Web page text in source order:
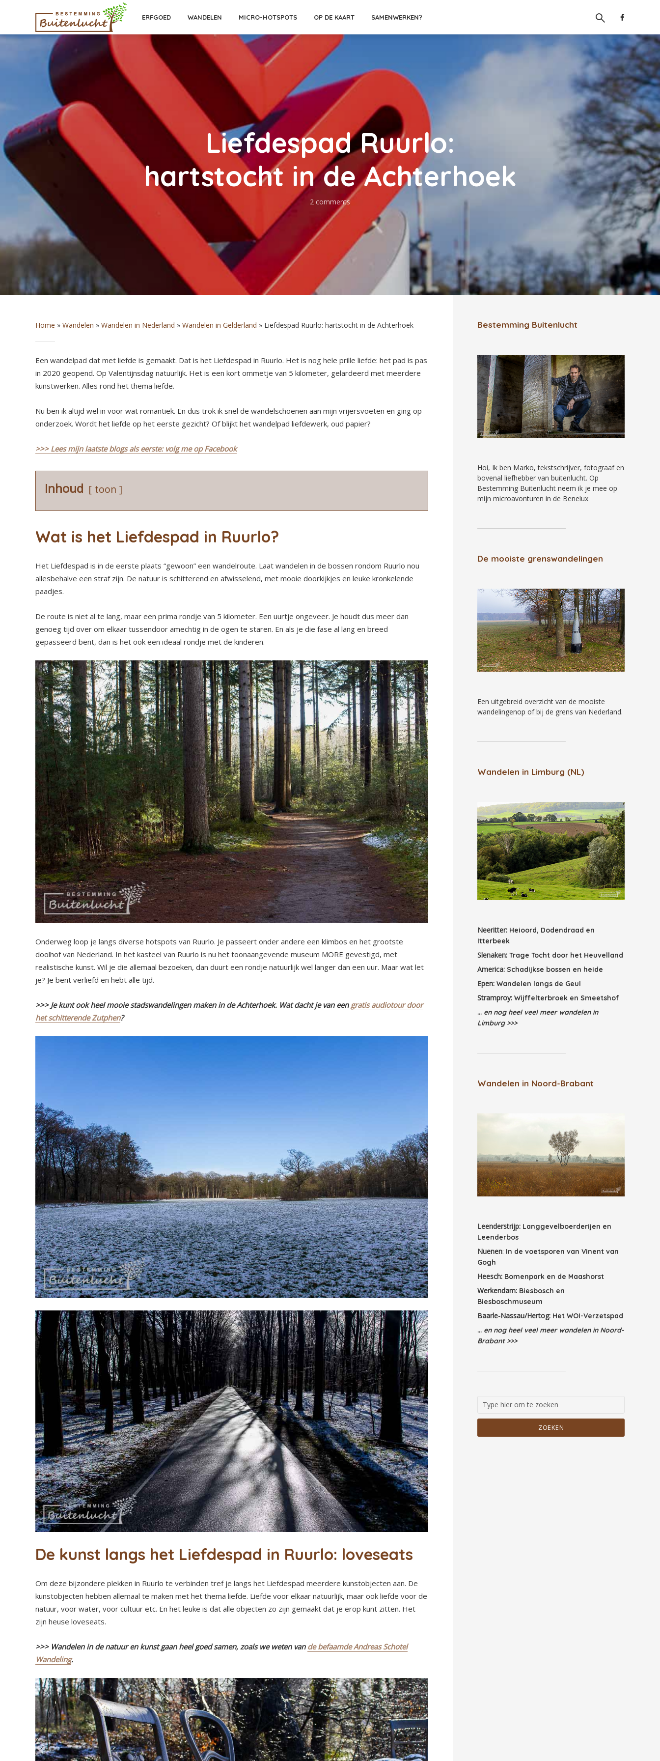
ERFGOED WANDELEN MICRO-HOTSPOTS OP DE KAART SAMENWERKEN?
Liefdespad Ruurlo:
hartstocht in de Achterhoek
2 comments
Home » Wandelen » Wandelen in Nederland » Wandelen in Gelderland » Liefdespad Ruurlo: hartstocht in de Achterhoek
Een wandelpad dat met liefde is gemaakt. Dat is het Liefdespad in Ruurlo. Het is nog hele prille liefde: het pad is pas
in 2020 geopend. Op Valentijnsdag natuurlijk. Het is een kort ommetje van 5 kilometer, gelardeerd met meerdere
kunstwerken. Alles rond het thema liefde.
Nu ben ik altijd wel in voor wat romantiek. En dus trok ik snel de wandelschoenen aan mijn vrijersvoeten en ging op
onderzoek. Wordt het liefde op het eerste gezicht? Of blijkt het wandelpad liefdewerk, oud papier?
>>> Lees mijn laatste blogs als eerste: volg me op Facebook
Inhoud toon
Wat is het Liefdespad in Ruurlo?
Het Liefdespad is in de eerste plaats “gewoon” een wandelroute. Laat wandelen in de bossen rondom Ruurlo nou
allesbehalve een straf zijn. De natuur is schitterend en afwisselend, met mooie doorkijkjes en leuke kronkelende
paadjes.
De route is niet al te lang, maar een prima rondje van 5 kilometer. Een uurtje ongeveer. Je houdt dus meer dan
genoeg tijd over om elkaar tussendoor amechtig in de ogen te staren. En als je die fase al lang en breed
gepasseerd bent, dan is het ook een ideaal rondje met de kinderen.
Onderweg loop je langs diverse hotspots van Ruurlo. Je passeert onder andere een klimbos en het grootste
doolhof van Nederland. In het kasteel van Ruurlo is nu het toonaangevende museum MORE gevestigd, met
realistische kunst. Wil je die allemaal bezoeken, dan duurt een rondje natuurlijk wel langer dan een uur. Maar wat let
je? Je bent verliefd en hebt alle tijd.
>>> Je kunt ook heel mooie stadswandelingen maken in de Achterhoek. Wat dacht je van een gratis audiotour door
het schitterende Zutphen?
De kunst langs het Liefdespad in Ruurlo: loveseats
Om deze bijzondere plekken in Ruurlo te verbinden tref je langs het Liefdespad meerdere kunstobjecten aan. De
kunstobjecten hebben allemaal te maken met het thema liefde. Liefde voor elkaar natuurlijk, maar ook liefde voor de
natuur, voor water, voor cultuur etc. En het leuke is dat alle objecten zo zijn gemaakt dat je erop kunt zitten. Het
zijn heuse loveseats.
>>> Wandelen in de natuur en kunst gaan heel goed samen, zoals we weten van de befaamde Andreas Schotel
Wandeling.
Bestemming Buitenlucht
Hoi, Ik ben Marko, tekstschrijver, fotograaf en
bovenal liefhebber van buitenlucht. Op
Bestemming Buitenlucht neem ik je mee op
mijn microavonturen in de Benelux
De mooiste grenswandelingen
Een uitgebreid overzicht van de mooiste
wandelingenop of bij de grens van Nederland.
Wandelen in Limburg (NL)
Neeritter: Heioord, Dodendraad en
Itterbeek
Slenaken: Trage Tocht door het Heuvelland
America: Schadijkse bossen en heide
Epen: Wandelen langs de Geul
Stramproy: Wijffelterbroek en Smeetshof
... en nog heel veel meer wandelen in
Limburg >>>
Wandelen in Noord-Brabant
Leenderstrijp: Langgevelboerderijen en
Leenderbos
Nuenen: In de voetsporen van Vinent van
Gogh
Heesch: Bomenpark en de Maashorst
Werkendam: Biesbosch en
Biesboschmuseum
Baarle-Nassau/Hertog: Het WOI-Verzetspad
... en nog heel veel meer wandelen in Noord-
Brabant >>>
ZOEKEN